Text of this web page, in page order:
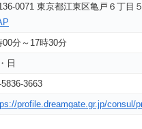
0071 東京都江東区亀戸６丁目
00分～17時30分
日
3663
profile.dreamgate.gr.jp/consul/